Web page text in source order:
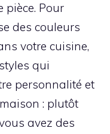
pièce. Pour
des couleurs
votre cuisine,
qui
personnalité et
: plutôt
avez des